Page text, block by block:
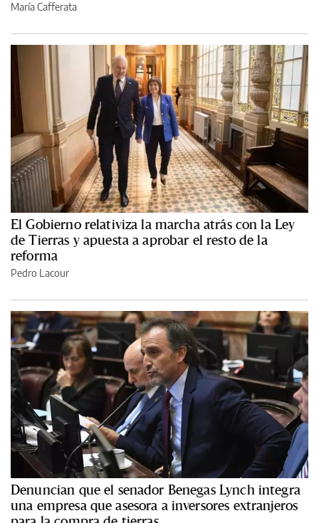
María Cafferata
El Gobierno relativiza la marcha atrás con la Ley
de Tierras y apuesta a aprobar el resto de la
reforma
Pedro Lacour
Denuncian que el senador Benegas Lynch integra
una empresa que asesora a inversores extranjeros